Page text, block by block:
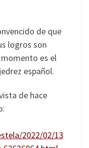
de que
logros son
es el
español.
de hace
2022/02/13